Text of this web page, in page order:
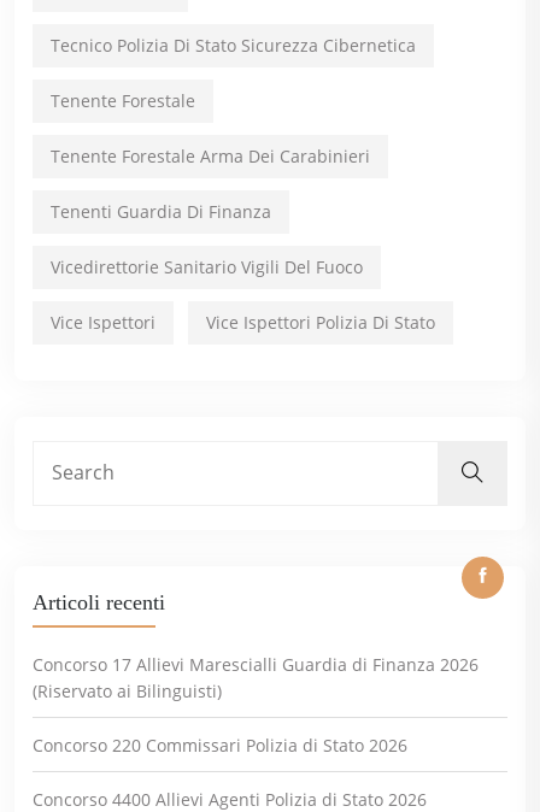
Tecnico Polizia Di Stato Sicurezza Cibernetica
Tenente Forestale
Tenente Forestale Arma Dei Carabinieri
Tenenti Guardia Di Finanza
Vicedirettorie Sanitario Vigili Del Fuoco
Vice Ispettori Vice Ispettori Polizia Di Stato
Articoli recenti
Concorso 17 Allievi Marescialli Guardia di Finanza 2026
(Riservato ai Bilinguisti)
Concorso 220 Commissari Polizia di Stato 2026
Concorso 4400 Allievi Agenti Polizia di Stato 2026